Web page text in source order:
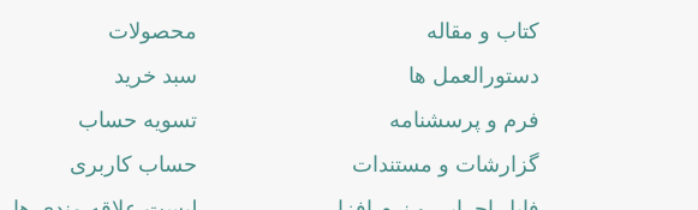
کتاب و مقاله
دستورالعمل ها
فرم و پرسشنامه
گزارشات و مستندات
محصولات
سبد خرید
تسویه حساب
حساب کاربری